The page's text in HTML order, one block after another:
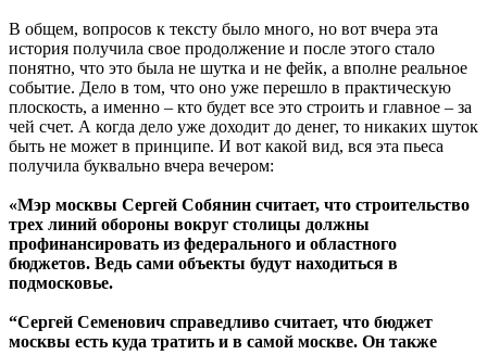
В общем, вопросов к тексту было много, но вот вчера эта
история получила свое продолжение и после этого стало
понятно, что это была не шутка и не фейк, а вполне реальное
событие. Дело в том, что оно уже перешло в практическую
плоскость, а именно – кто будет все это строить и главное – за
чей счет. А когда дело уже доходит до денег, то никаких шуток
быть не может в принципе. И вот какой вид, вся эта пьеса
получила буквально вчера вечером:
«Мэр москвы Сергей Собянин считает, что строительство
трех линий обороны вокруг столицы должны
профинансировать из федерального и областного
бюджетов. Ведь сами объекты будут находиться в
подмосковье.
“Сергей Семенович справедливо считает, что бюджет
москвы есть куда тратить и в самой москве. Он также